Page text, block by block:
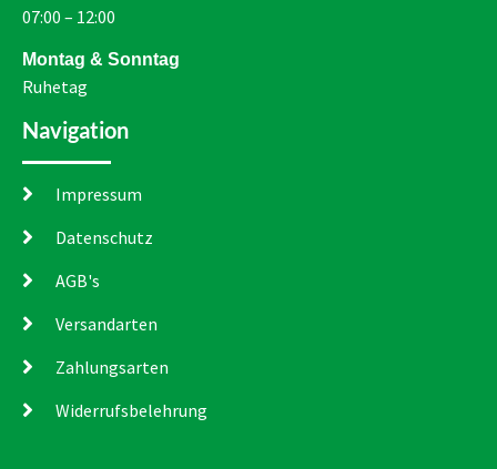
07:00 – 12:00
Montag & Sonntag
Ruhetag
Navigation
Impressum
Datenschutz
AGB's
Versandarten
Zahlungsarten
Widerrufsbelehrung